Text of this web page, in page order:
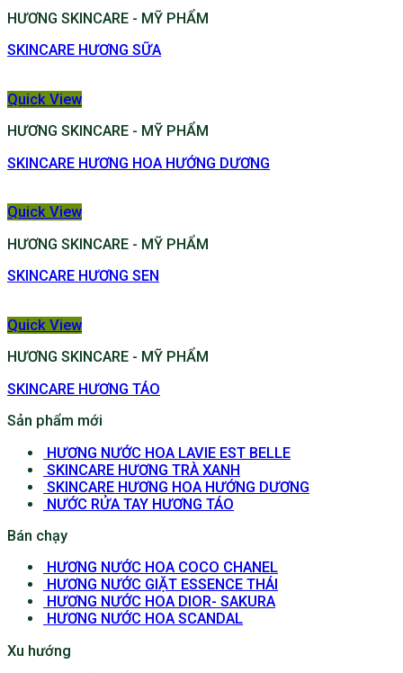
HƯƠNG SKINCARE - MỸ PHẨM
SKINCARE HƯƠNG SỮA
Quick View
HƯƠNG SKINCARE - MỸ PHẨM
SKINCARE HƯƠNG HOA HƯỚNG DƯƠNG
Quick View
HƯƠNG SKINCARE - MỸ PHẨM
SKINCARE HƯƠNG SEN
Quick View
HƯƠNG SKINCARE - MỸ PHẨM
SKINCARE HƯƠNG TÁO
Sản phẩm mới
HƯƠNG NƯỚC HOA LAVIE EST BELLE
SKINCARE HƯƠNG TRÀ XANH
SKINCARE HƯƠNG HOA HƯỚNG DƯƠNG
NƯỚC RỬA TAY HƯƠNG TÁO
Bán chạy
HƯƠNG NƯỚC HOA COCO CHANEL
HƯƠNG NƯỚC GIẶT ESSENCE THÁI
HƯƠNG NƯỚC HOA DIOR- SAKURA
HƯƠNG NƯỚC HOA SCANDAL
Xu hướng